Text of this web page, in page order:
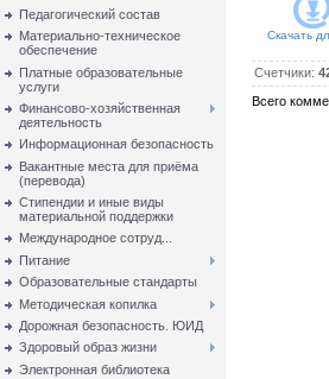
Педагогический состав
Материально-техническое
обеспечение
Платные образовательные
услуги
Финансово-хозяйственная
деятельность
Информационная безопасность
Вакантные места для приёма
(перевода)
Стипендии и иные виды
материальной поддержки
Международное сотруд...
Питание
Образовательные стандарты
Методическая копилка
Дорожная безопасность. ЮИД
Здоровый образ жизни
Электронная библиотека
Скачать
Счетчики:
Всего